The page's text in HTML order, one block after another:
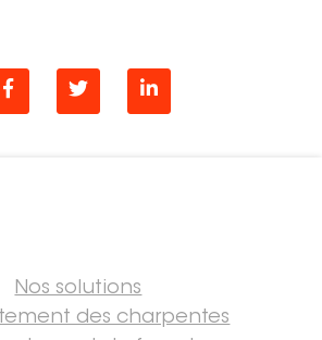
Nos solutions
des charpentes